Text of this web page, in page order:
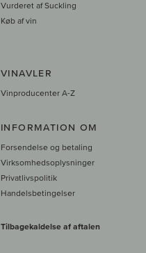
Vurderet af Suckling
Køb af vin
VINAVLER
Vinproducenter A-Z
INFORMATION OM
Forsendelse og betaling
Virksomhedsoplysninger
Privatlivspolitik
Handelsbetingelser
Tilbagekaldelse af aftalen